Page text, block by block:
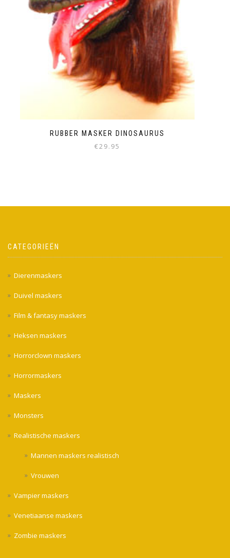
RUBBER MASKER DINOSAURUS
€29.95
CATEGORIEËN
Dierenmaskers
Duivel maskers
Film & fantasy maskers
Heksen maskers
Horrorclown maskers
Horrormaskers
Maskers
Monsters
Realistische maskers
Mannen maskers realistisch
Vrouwen
Vampier maskers
Venetiaanse maskers
Zombie maskers